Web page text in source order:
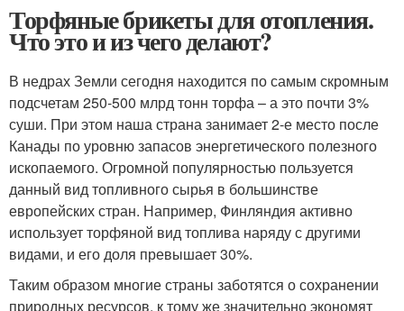
Торфяные брикеты для отопления.
Что это и из чего делают?
В недрах Земли сегодня находится по самым скромным
подсчетам 250-500 млрд тонн торфа – а это почти 3%
суши. При этом наша страна занимает 2-е место после
Канады по уровню запасов энергетического полезного
ископаемого. Огромной популярностью пользуется
данный вид топливного сырья в большинстве
европейских стран. Например, Финляндия активно
использует торфяной вид топлива наряду с другими
видами, и его доля превышает 30%.
Таким образом многие страны заботятся о сохранении
природных ресурсов, к тому же значительно экономят